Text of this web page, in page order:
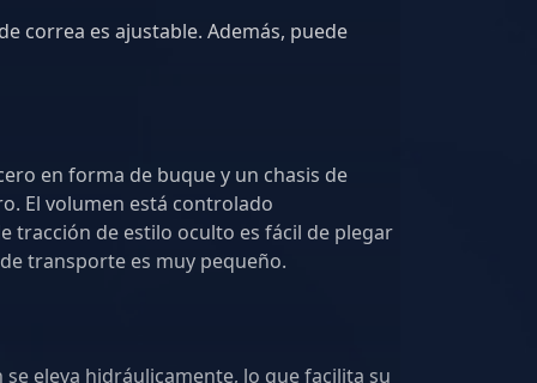
correa es ajustable. Además, puede
en forma de buque y un chasis de
tracción de estilo oculto es fácil de plegar
y desplegar. El radio de giro de transporte es muy pequeño.
eleva hidráulicamente, lo que facilita su